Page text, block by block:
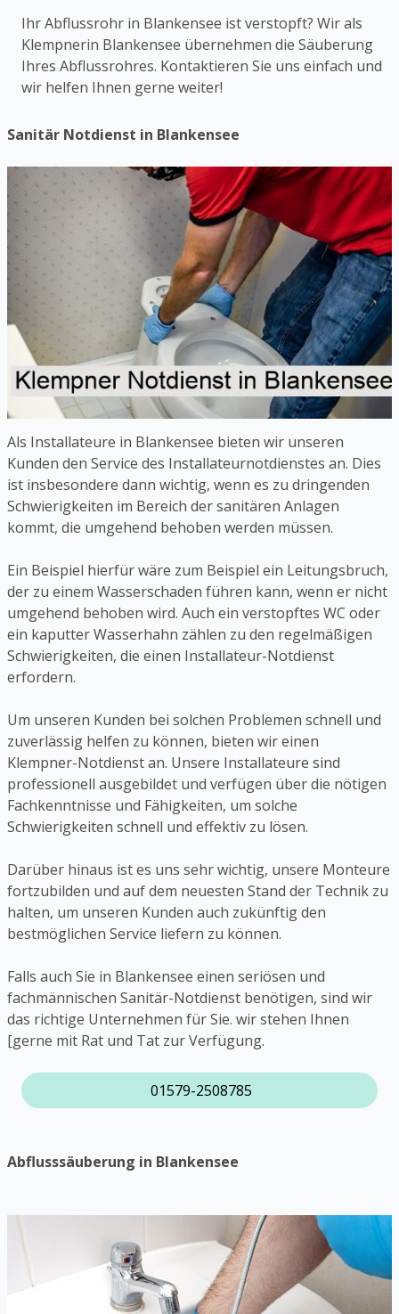
Ihr Abflussrohr in Blankensee ist verstopft? Wir als
Klempnerin Blankensee übernehmen die Säuberung
Ihres Abflussrohres. Kontaktieren Sie uns einfach und
wir helfen Ihnen gerne weiter!
Sanitär Notdienst in Blankensee
Als Installateure in Blankensee bieten wir unseren
Kunden den Service des Installateurnotdienstes an. Dies
ist insbesondere dann wichtig, wenn es zu dringenden
Schwierigkeiten im Bereich der sanitären Anlagen
kommt, die umgehend behoben werden müssen.
Ein Beispiel hierfür wäre zum Beispiel ein Leitungsbruch,
der zu einem Wasserschaden führen kann, wenn er nicht
umgehend behoben wird. Auch ein verstopftes WC oder
ein kaputter Wasserhahn zählen zu den regelmäßigen
Schwierigkeiten, die einen Installateur-Notdienst
erfordern.
Um unseren Kunden bei solchen Problemen schnell und
zuverlässig helfen zu können, bieten wir einen
Klempner-Notdienst an. Unsere Installateure sind
professionell ausgebildet und verfügen über die nötigen
Fachkenntnisse und Fähigkeiten, um solche
Schwierigkeiten schnell und effektiv zu lösen.
Darüber hinaus ist es uns sehr wichtig, unsere Monteure
fortzubilden und auf dem neuesten Stand der Technik zu
halten, um unseren Kunden auch zukünftig den
bestmöglichen Service liefern zu können.
Falls auch Sie in Blankensee einen seriösen und
fachmännischen Sanitär-Notdienst benötigen, sind wir
das richtige Unternehmen für Sie. wir stehen Ihnen
[gerne mit Rat und Tat zur Verfügung.
01579-2508785
Abflusssäuberung in Blankensee